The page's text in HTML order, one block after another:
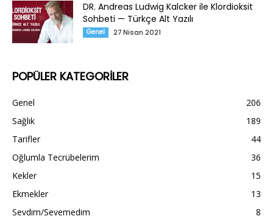
DR. Andreas Ludwig Kalcker ile Klordioksit
Sohbeti — Türkçe Alt Yazılı
Genel 27 Nisan 2021
POPÜLER KATEGORİLER
Genel
206
Sağlık
189
Tarifler
44
Oğlumla Tecrübelerim
36
Kekler
15
Ekmekler
13
Sevdim/Sevemedim
8